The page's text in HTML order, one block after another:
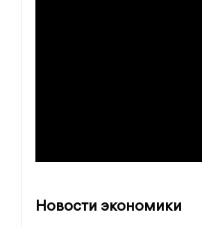
Новости экономики